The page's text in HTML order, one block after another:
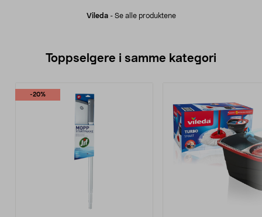
Vileda- Se alle produktene
Toppselgere i samme kategori
-20%